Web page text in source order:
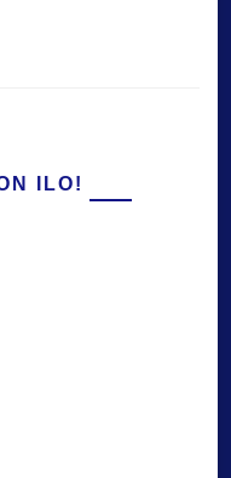
ILO!